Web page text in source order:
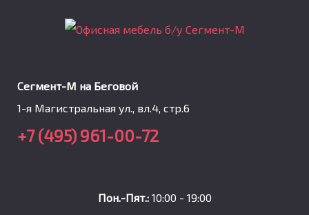
Сегмент-М на Беговой
1-я Магистральная ул., вл.4, стр.6
+7 (495) 961-00-72
Пон.-Пят.: 10:00 - 19:00